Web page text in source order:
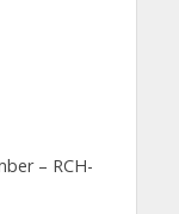
– RCH-